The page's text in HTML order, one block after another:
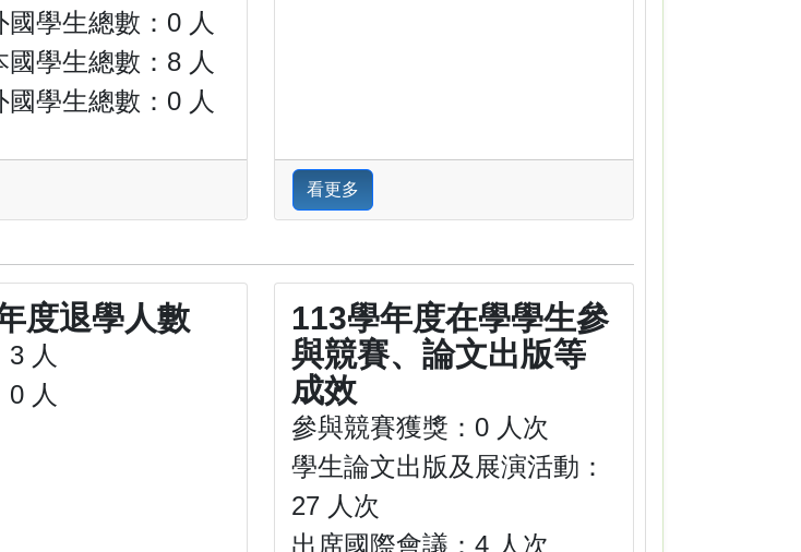
國學生總數：0 人
國學生總數：8 人
國學生總數：0 人
看更多
度退學人數
3 人
0 人
113學年度在學學生參
與競賽、論文出版等
成效
參與競賽獲獎：0 人次
學生論文出版及展演活動：
27 人次
出席國際會議：4 人次